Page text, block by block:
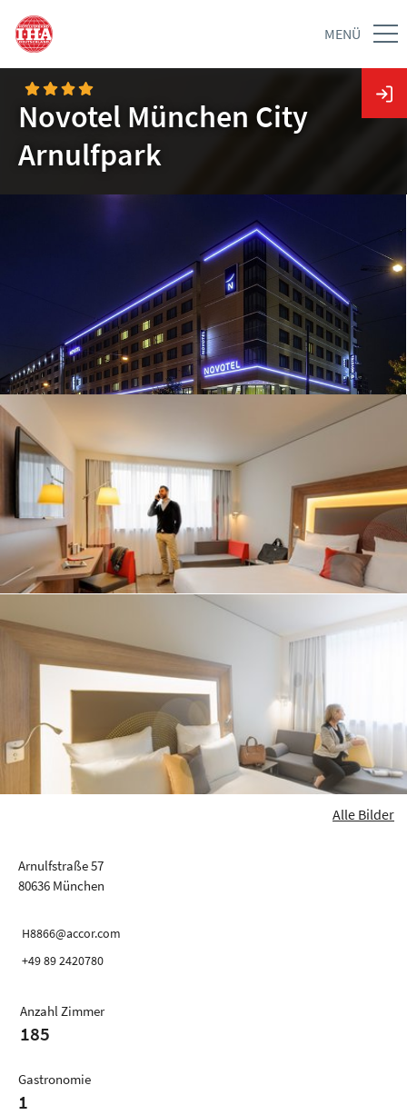
MENÜ
Novotel München City
Arnulfpark
Alle Bilder
Arnulfstraße 57
80636 München
H8866@accor.com
+49 89 2420780
Anzahl Zimmer
185
Gastronomie
1